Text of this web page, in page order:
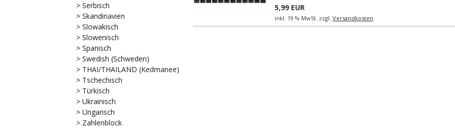
> Serbisch
> Skandinavien
> Slowakisch
> Slowenisch
> Spanisch
> Swedish (Schweden)
> THAI/THAILAND (Kedmanee)
> Tschechisch
> Türkisch
> Ukrainisch
> Ungarisch
> Zahlenblock
5,99 EUR
inkl. 19 % MwSt. zzgl. Versandkosten